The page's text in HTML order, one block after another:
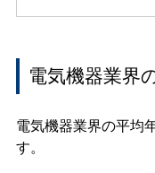
電気機器業界
電気機器業界の平均
す。